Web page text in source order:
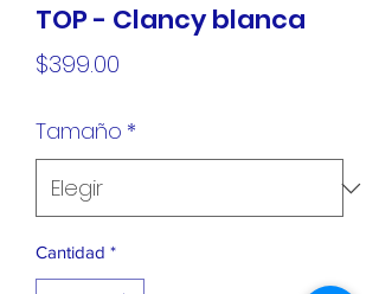
TOP - Clancy blanca
$399.00
Tamaño *
Cantidad *